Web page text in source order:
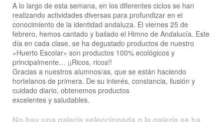
A lo largo de esta semana, en los diferentes ciclos se han
realizando actividades diversas para profundizar en el
conocimiento de la identidad andaluza. El viernes 25 de
febrero, hemos cantado y bailado el Himno de Andalucía. Este
día en cada clase, se ha degustado productos de nuestro
«Huerto Escolar» son productos 100% ecológicos y
principalmente… ¡¡Ricos, ricos!!
Gracias a nuestros alumnos/as, que se están haciendo
hortelanos de primera. De su interés, constancia, ilusión y
cuidado diario, obtenemos productos
excelentes y saludables.